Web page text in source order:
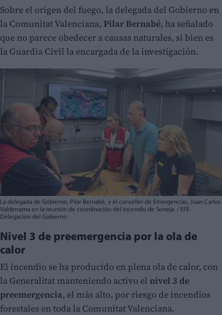
Sobre el origen del fuego, la delegada del Gobierno en
la Comunitat Valenciana, Pilar Bernabé, ha señalado
que no parece obedecer a causas naturales, si bien es
la Guardia Civil la encargada de la investigación.
La delegada de Gobierno, Pilar Bernabé, y el conseller de Emergencias, Juan Carlos
Valderrama en la reunión de coordinación del incendio de Soneja. / EFE-
Delegación del Gobierno
Nivel 3 de preemergencia por la ola de
calor
El incendio se ha producido en plena ola de calor, con
la Generalitat manteniendo activo el nivel 3 de
preemergencia, el más alto, por riesgo de incendios
forestales en toda la Comunitat Valenciana.